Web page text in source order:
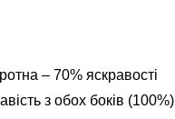
– 70% яскравості
з обох боків (100%)